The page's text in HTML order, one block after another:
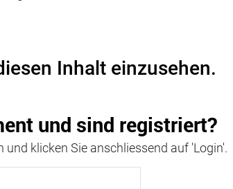
Inhalt einzusehen.
und sind registriert?
klicken Sie anschliessend auf 'Login'.